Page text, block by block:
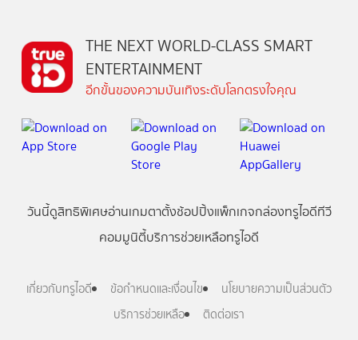
THE NEXT WORLD-CLASS SMART
ENTERTAINMENT
อีกขั้นของความบันเทิงระดับโลกตรงใจคุณ
วันนี้ดูสิทธิพิเศษอ่านเกมตาตั้งช้อปปิ้งแพ็กเกจกล่องทรูไอดีทีวี
คอมมูนิตี้บริการช่วยเหลือทรูไอดี
เกี่ยวกับทรูไอดี ข้อกำหนดและเงื่อนไข
นโยบายความเป็นส่วนตัว
บริการช่วยเหลือ
ติดต่อเรา